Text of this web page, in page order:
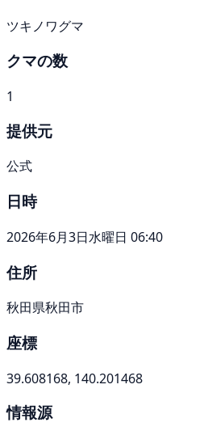
ツキノワグマ
クマの数
1
提供元
公式
日時
2026年6月3日水曜日 06:40
住所
秋田県秋田市
座標
39.608168, 140.201468
情報源